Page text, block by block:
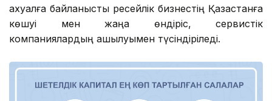
ахуалға байланысты ресейлік бизнестің Қазақстанға
көшуі мен жаңа өндіріс, сервистік
компаниялардың ашылуымен түсіндіріледі.